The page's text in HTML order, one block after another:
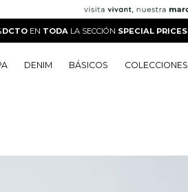
EN TODA LA SECCIÓN SPECIAL PRICES
DENIM BÁSICOS COLECCIONES